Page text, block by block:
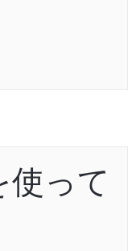
使って